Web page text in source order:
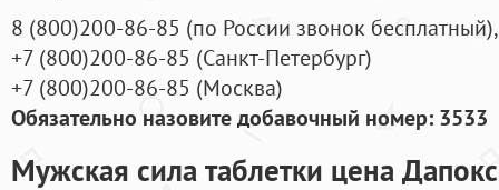
8 (800)200-86-85 (по России звонок бесплатный),
+7 (800)200-86-85 (Санкт-Петербург)
+7 (800)200-86-85 (Москва)
Обязательно назовите добавочный номер: 3533
Мужская сила таблетки цена